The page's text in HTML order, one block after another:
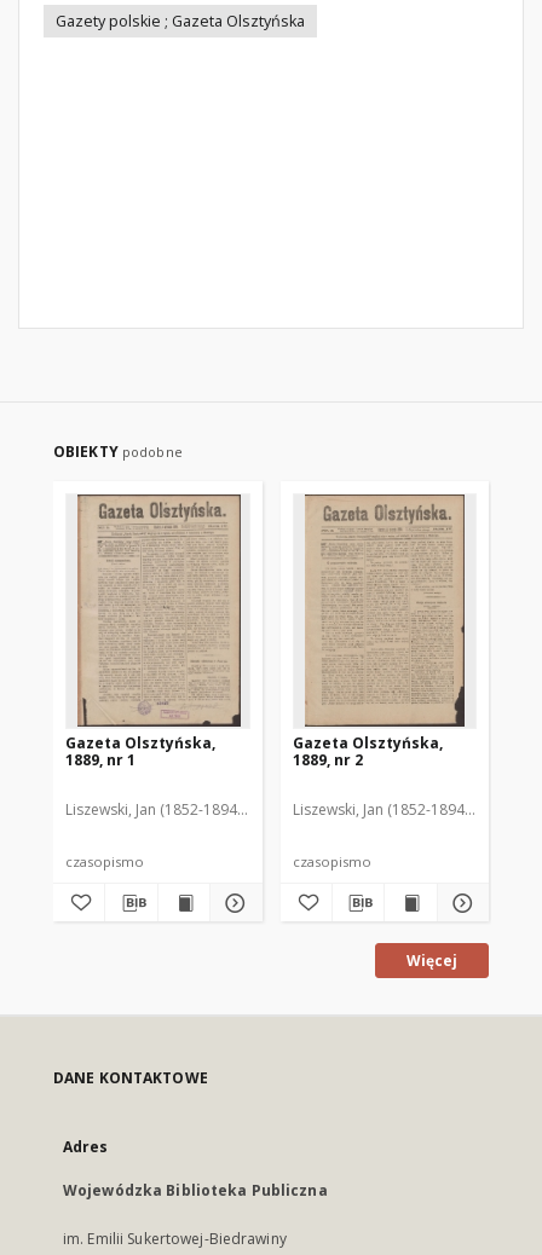
Gazety polskie ; Gazeta Olsztyńska
OBIEKTY podobne
Gazeta Olsztyńska,
1889, nr 1
Liszewski, Jan (1852-1894). Red.
czasopismo
Gazeta Olsztyńska,
1889, nr 2
Liszewski, Jan (1852-1894). Red.
czasopismo
Więcej
DANE KONTAKTOWE
Adres
Wojewódzka Biblioteka Publiczna
im. Emilii Sukertowej-Biedrawiny